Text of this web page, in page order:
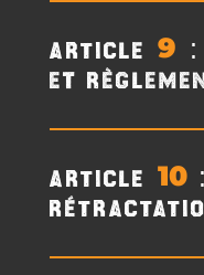
ARTICLE
et
ARTICLE 1 :